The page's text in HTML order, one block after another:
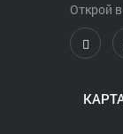
Открой